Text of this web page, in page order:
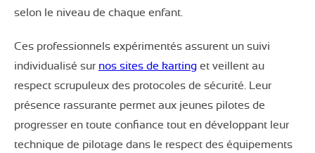
selon le niveau de chaque enfant.
Ces professionnels expérimentés assurent un suivi
individualisé sur nos sites de karting et veillent au
respect scrupuleux des protocoles de sécurité. Leur
présence rassurante permet aux jeunes pilotes de
progresser en toute confiance tout en développant leur
technique de pilotage dans le respect des équipements